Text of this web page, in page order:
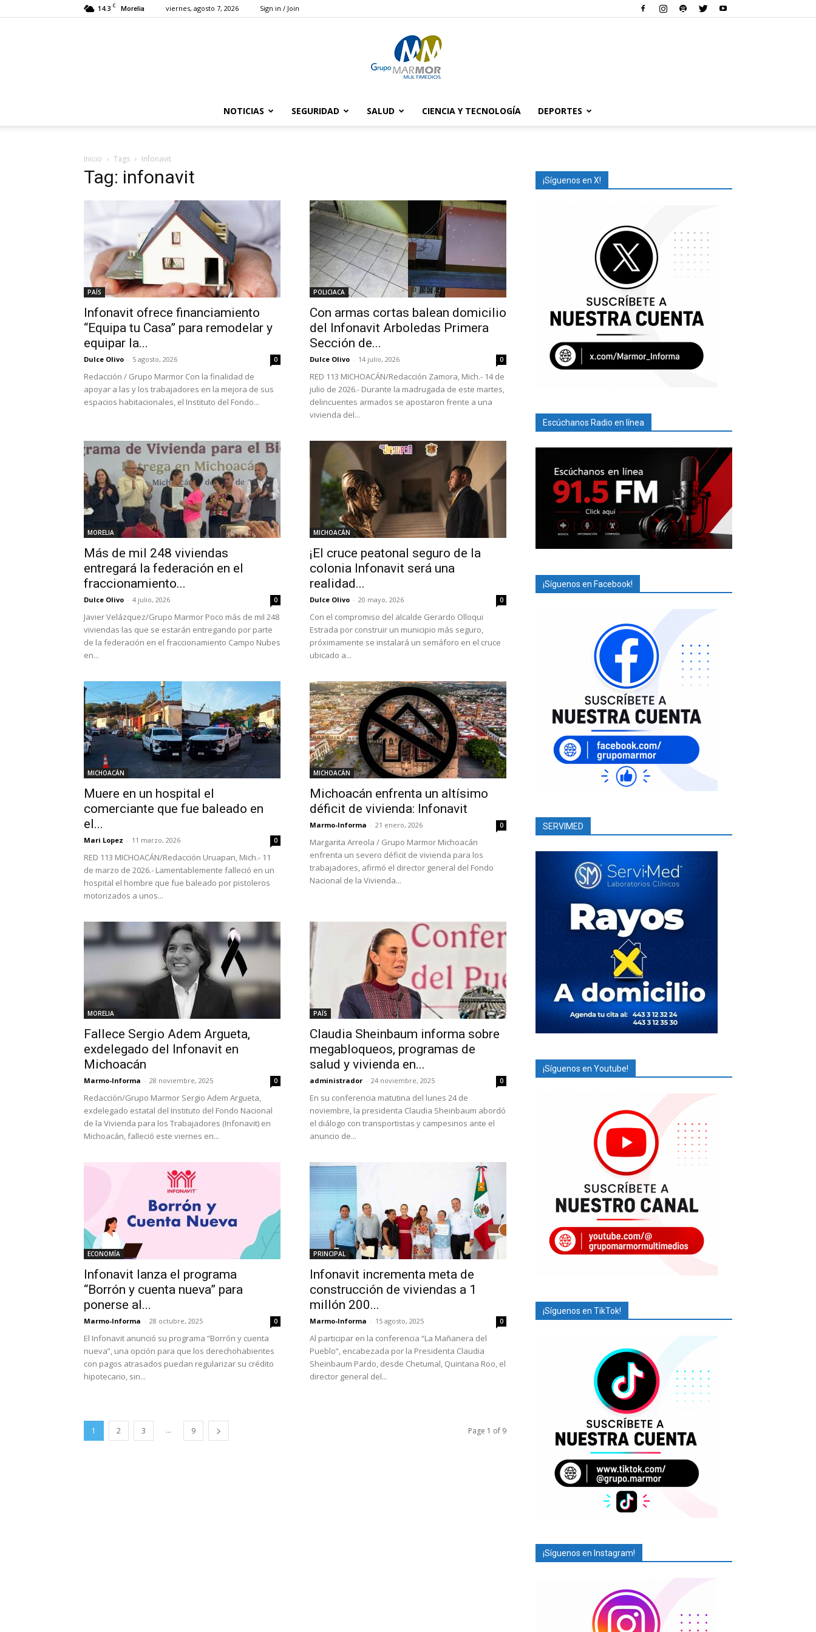
14.3 C Morelia viernes, agosto 7, 2026 Sign in / Join
Marmor
NOTICIAS SEGURIDAD SALUD CIENCIA Y TECNOLOGÍA DEPORTES
Inicio Tags Infonavit
Tag: infonavit
PAÍS
Infonavit ofrece financiamiento
“Equipa tu Casa” para remodelar y
equipar la...
Dulce Olivo - 5 agosto, 2026 0
Redacción / Grupo Marmor Con la finalidad de
apoyar a las y los trabajadores en la mejora de sus
espacios habitacionales, el Instituto del Fondo...
POLICIACA
Con armas cortas balean domicilio
del Infonavit Arboledas Primera
Sección de...
Dulce Olivo - 14 julio, 2026 0
RED 113 MICHOACÁN/Redacción Zamora, Mich.- 14 de
julio de 2026.- Durante la madrugada de este martes,
delincuentes armados se apostaron frente a una
vivienda del...
MORELIA
Más de mil 248 viviendas
entregará la federación en el
fraccionamiento...
Dulce Olivo - 4 julio, 2026 0
Javier Velázquez/Grupo Marmor Poco más de mil 248
viviendas las que se estarán entregando por parte
de la federación en el fraccionamiento Campo Nubes
en...
MICHOACÁN
¡El cruce peatonal seguro de la
colonia Infonavit será una
realidad...
Dulce Olivo - 20 mayo, 2026 0
Con el compromiso del alcalde Gerardo Olloqui
Estrada por construir un municipio más seguro,
próximamente se instalará un semáforo en el cruce
ubicado a...
MICHOACÁN
Muere en un hospital el
comerciante que fue baleado en
el...
Mari Lopez - 11 marzo, 2026 0
RED 113 MICHOACÁN/Redacción Uruapan, Mich.- 11
de marzo de 2026.- Lamentablemente falleció en un
hospital el hombre que fue baleado por pistoleros
motorizados a unos...
MICHOACÁN
Michoacán enfrenta un altísimo
déficit de vivienda: Infonavit
Marmo-Informa - 21 enero, 2026 0
Margarita Arreola / Grupo Marmor Michoacán
enfrenta un severo déficit de vivienda para los
trabajadores, afirmó el director general del Fondo
Nacional de la Vivienda...
MORELIA
Fallece Sergio Adem Argueta,
exdelegado del Infonavit en
Michoacán
Marmo-Informa - 28 noviembre, 2025 0
Redacción/Grupo Marmor Sergio Adem Argueta,
exdelegado estatal del Instituto del Fondo Nacional
de la Vivienda para los Trabajadores (Infonavit) en
Michoacán, falleció este viernes en...
PAÍS
Claudia Sheinbaum informa sobre
megabloqueos, programas de
salud y vivienda en...
administrador - 24 noviembre, 2025 0
En su conferencia matutina del lunes 24 de
noviembre, la presidenta Claudia Sheinbaum abordó
el diálogo con transportistas y campesinos ante el
anuncio de...
ECONOMÍA
Infonavit lanza el programa
“Borrón y cuenta nueva” para
ponerse al...
Marmo-Informa - 28 octubre, 2025 0
El Infonavit anunció su programa “Borrón y cuenta
nueva”, una opción para que los derechohabientes
con pagos atrasados puedan regularizar su crédito
hipotecario, sin...
PRINCIPAL
Infonavit incrementa meta de
construcción de viviendas a 1
millón 200...
Marmo-Informa - 15 agosto, 2025 0
Al participar en la conferencia “La Mañanera del
Pueblo”, encabezada por la Presidenta Claudia
Sheinbaum Pardo, desde Chetumal, Quintana Roo, el
director general del...
1 2 3 ... 9 Page 1 of 9
¡Síguenos en X!
Escúchanos Radio en línea
¡Síguenos en Facebook!
SERVIMED
¡Síguenos en Youtube!
¡Síguenos en TikTok!
¡Síguenos en Instagram!